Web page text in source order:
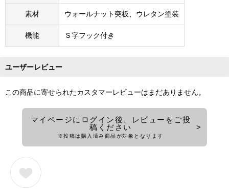
素材 ウォールナット突板、ウレタン塗装
機能 Ｓ字フック付き
ユーザーレビュー
この商品に寄せられたカスタマーレビューはまだありません。
マイページにログイン後、レビューをご投
稿ください
※投稿は購入済み商品が対象となります